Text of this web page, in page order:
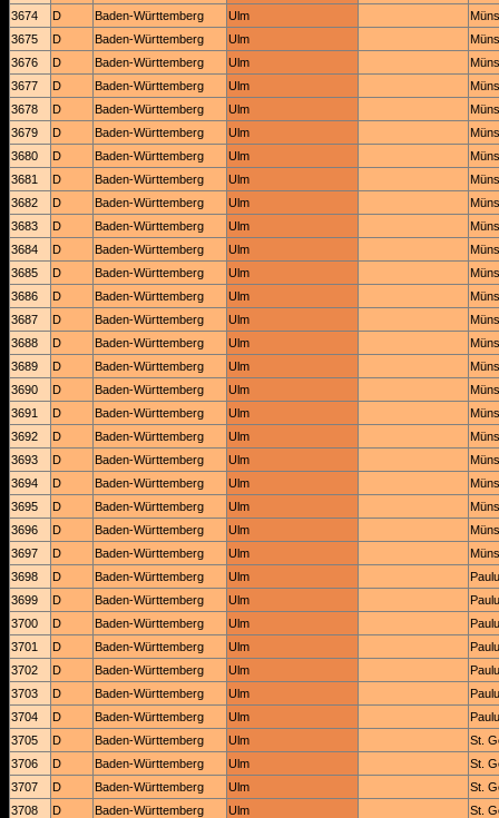
3674
D Baden-Württemberg Ulm
3675
D Baden-Württemberg Ulm
3676
D Baden-Württemberg Ulm
3677
D Baden-Württemberg Ulm
3678
D Baden-Württemberg Ulm
3679
D Baden-Württemberg Ulm
3680
D Baden-Württemberg Ulm
3681
D Baden-Württemberg Ulm
3682
D Baden-Württemberg Ulm
3683
D Baden-Württemberg Ulm
3684
D Baden-Württemberg Ulm
3685
D Baden-Württemberg Ulm
3686
D Baden-Württemberg Ulm
3687
D Baden-Württemberg Ulm
3688
D Baden-Württemberg Ulm
3689
D Baden-Württemberg Ulm
3690
D Baden-Württemberg Ulm
3691
D Baden-Württemberg Ulm
3692
D Baden-Württemberg Ulm
3693
D Baden-Württemberg Ulm
3694
D Baden-Württemberg Ulm
3695
D Baden-Württemberg Ulm
3696
D Baden-Württemberg Ulm
3697
D Baden-Württemberg Ulm
3698
D Baden-Württemberg Ulm
3699
D Baden-Württemberg Ulm
3700
D Baden-Württemberg Ulm
3701
D Baden-Württemberg Ulm
3702
D Baden-Württemberg Ulm
3703
D Baden-Württemberg Ulm
3704
D Baden-Württemberg Ulm
3705
D Baden-Württemberg Ulm
St.
3706
D Baden-Württemberg Ulm
St.
3707
D Baden-Württemberg Ulm
St.
3708
D Baden-Württemberg Ulm
St.